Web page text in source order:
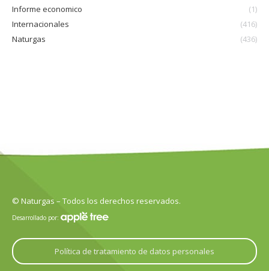
Informe economico
(1)
Internacionales
(416)
Naturgas
(436)
© Naturgas – Todos los derechos reservados.
Desarrollado por:
Política de tratamiento de datos personales